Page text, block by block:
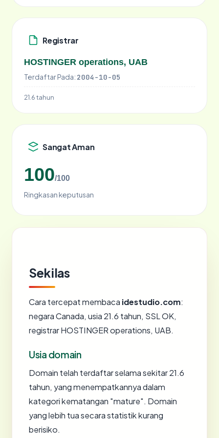
Registrar
HOSTINGER operations, UAB
Terdaftar Pada: 2004-10-05
21.6 tahun
Sangat Aman
100/100
Ringkasan keputusan
Sekilas
Cara tercepat membaca idestudio.com:
negara Canada, usia 21.6 tahun, SSL OK,
registrar HOSTINGER operations, UAB.
Usia domain
Domain telah terdaftar selama sekitar 21.6
tahun, yang menempatkannya dalam
kategori kematangan "mature". Domain
yang lebih tua secara statistik kurang
berisiko.